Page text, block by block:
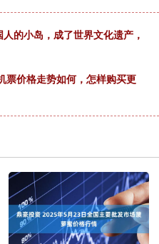
的小岛，成了世界文化遗产，
票价格走势如何，怎样购买更